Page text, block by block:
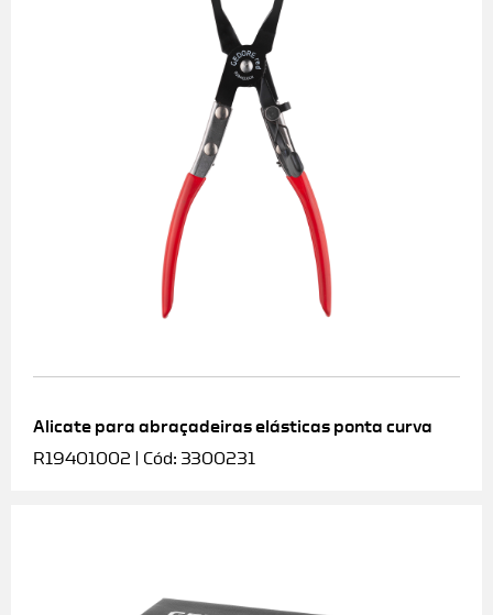
Alicate para abraçadeiras elásticas ponta curva
R19401002 | Cód: 3300231